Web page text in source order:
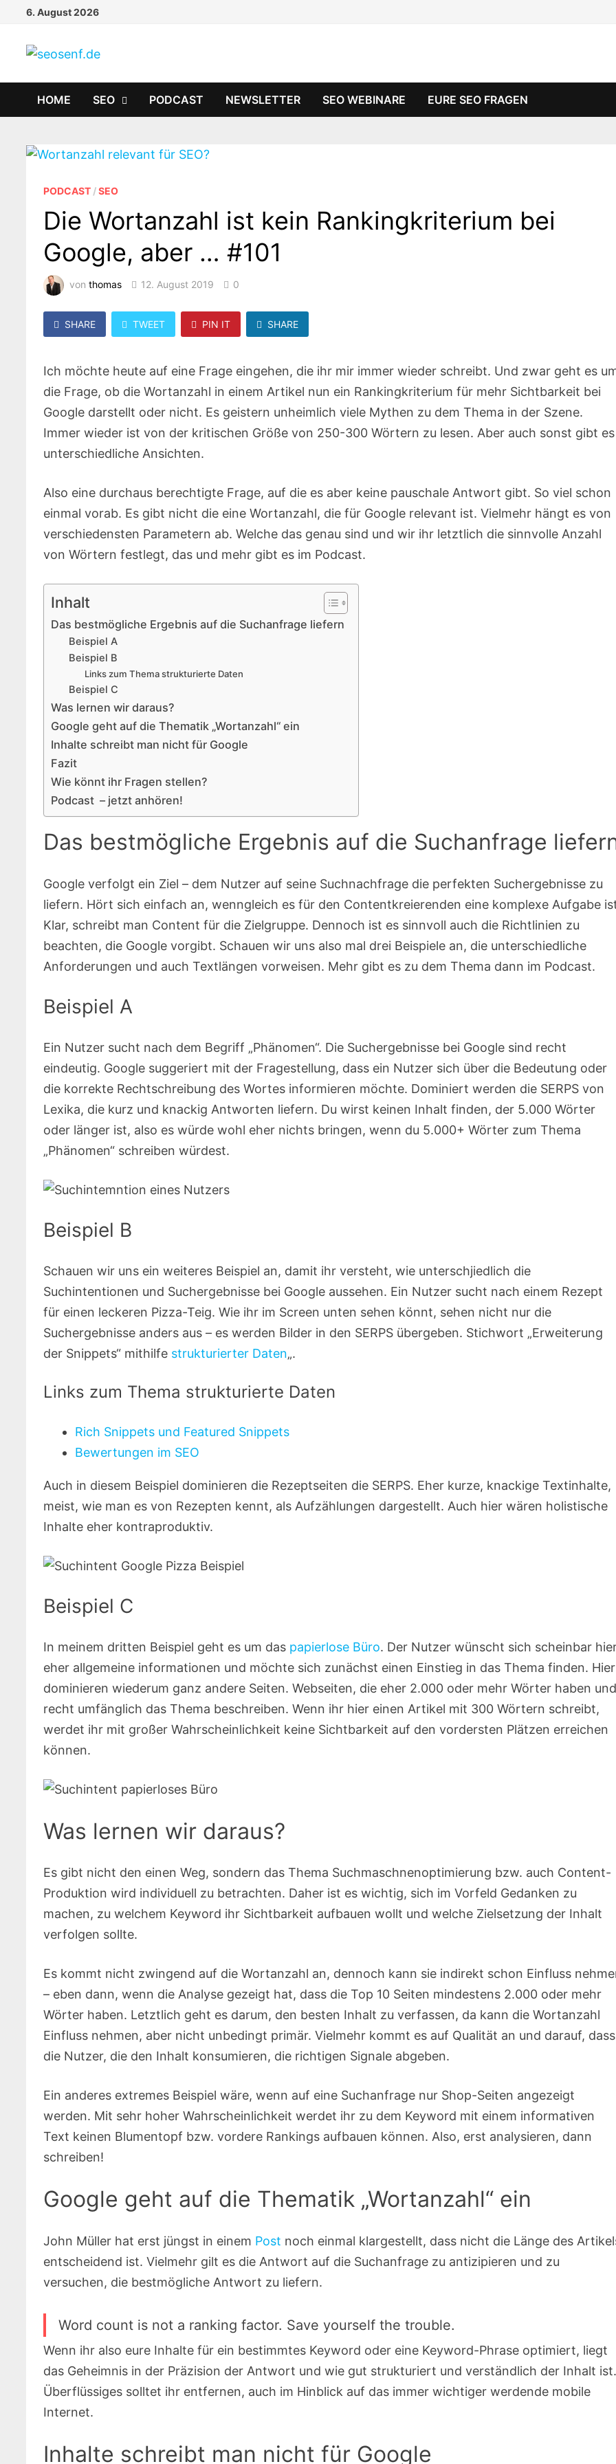
Zurück
Inhalt
6. August 2026
HOME SEO PODCAST NEWSLETTER SEO WEBINARE EURE SEO FRAGEN
PODCAST /SEO
Die Wortanzahl ist kein Rankingkriterium bei
Google, aber … #101
vonthomas 12. August 2019 0
SHARE TWEET PIN IT SHARE
Ich möchte heute auf eine Frage eingehen, die ihr mir immer wieder schreibt. Und zwar geht es
die Frage, ob die Wortanzahl in einem Artikel nun ein Rankingkriterium für mehr Sichtbarkeit bei
Google darstellt oder nicht. Es geistern unheimlich viele Mythen zu dem Thema in der Szene.
Immer wieder ist von der kritischen Größe von 250-300 Wörtern zu lesen. Aber auch sonst gibt es
unterschiedliche Ansichten.
Also eine durchaus berechtigte Frage, auf die es aber keine pauschale Antwort gibt. So viel schon
einmal vorab. Es gibt nicht die eine Wortanzahl, die für Google relevant ist. Vielmehr hängt es von
verschiedensten Parametern ab. Welche das genau sind und wir ihr letztlich die sinnvolle Anzahl
von Wörtern festlegt, das und mehr gibt es im Podcast.
Inhalt
Das bestmögliche Ergebnis auf die Suchanfrage liefern
Beispiel A
Beispiel B
Links zum Thema strukturierte Daten
Beispiel C
Was lernen wir daraus?
Google geht auf die Thematik „Wortanzahl“ ein
Inhalte schreibt man nicht für Google
Fazit
Wie könnt ihr Fragen stellen?
Podcast – jetzt anhören!
Das bestmögliche Ergebnis auf die Suchanfrage
Google verfolgt ein Ziel – dem Nutzer auf seine Suchnachfrage die perfekten Suchergebnisse zu
liefern. Hört sich einfach an, wenngleich es für den Contentkreierenden eine komplexe Aufgabe
Klar, schreibt man Content für die Zielgruppe. Dennoch ist es sinnvoll auch die Richtlinien zu
beachten, die Google vorgibt. Schauen wir uns also mal drei Beispiele an, die unterschiedliche
Anforderungen und auch Textlängen vorweisen. Mehr gibt es zu dem Thema dann im Podcast.
Beispiel A
Ein Nutzer sucht nach dem Begriff „Phänomen“. Die Suchergebnisse bei Google sind recht
eindeutig. Google suggeriert mit der Fragestellung, dass ein Nutzer sich über die Bedeutung oder
die korrekte Rechtschreibung des Wortes informieren möchte. Dominiert werden die SERPS von
Lexika, die kurz und knackig Antworten liefern. Du wirst keinen Inhalt finden, der 5.000 Wörter
oder länger ist, also es würde wohl eher nichts bringen, wenn du 5.000+ Wörter zum Thema
„Phänomen“ schreiben würdest.
Beispiel B
Schauen wir uns ein weiteres Beispiel an, damit ihr versteht, wie unterschjiedlich die
Suchintentionen und Suchergebnisse bei Google aussehen. Ein Nutzer sucht nach einem Rezept
für einen leckeren Pizza-Teig. Wie ihr im Screen unten sehen könnt, sehen nicht nur die
Suchergebnisse anders aus – es werden Bilder in den SERPS übergeben. Stichwort „Erweiterung
der Snippets“ mithilfe strukturierter Daten„.
Links zum Thema strukturierte Daten
Rich Snippets und Featured Snippets
Bewertungen im SEO
Auch in diesem Beispiel dominieren die Rezeptseiten die SERPS. Eher kurze, knackige Textinhalte,
meist, wie man es von Rezepten kennt, als Aufzählungen dargestellt. Auch hier wären holistische
Inhalte eher kontraproduktiv.
Beispiel C
In meinem dritten Beispiel geht es um das papierlose Büro. Der Nutzer wünscht sich scheinbar
eher allgemeine informationen und möchte sich zunächst einen Einstieg in das Thema finden. Hier
dominieren wiederum ganz andere Seiten. Webseiten, die eher 2.000 oder mehr Wörter haben
recht umfänglich das Thema beschreiben. Wenn ihr hier einen Artikel mit 300 Wörtern schreibt,
werdet ihr mit großer Wahrscheinlichkeit keine Sichtbarkeit auf den vordersten Plätzen erreichen
können.
Was lernen wir daraus?
Es gibt nicht den einen Weg, sondern das Thema Suchmaschnenoptimierung bzw. auch Content-
Produktion wird individuell zu betrachten. Daher ist es wichtig, sich im Vorfeld Gedanken zu
machen, zu welchem Keyword ihr Sichtbarkeit aufbauen wollt und welche Zielsetzung der Inhalt
verfolgen sollte.
Es kommt nicht zwingend auf die Wortanzahl an, dennoch kann sie indirekt schon Einfluss
– eben dann, wenn die Analyse gezeigt hat, dass die Top 10 Seiten mindestens 2.000 oder mehr
Wörter haben. Letztlich geht es darum, den besten Inhalt zu verfassen, da kann die Wortanzahl
Einfluss nehmen, aber nicht unbedingt primär. Vielmehr kommt es auf Qualität an und darauf, dass
die Nutzer, die den Inhalt konsumieren, die richtigen Signale abgeben.
Ein anderes extremes Beispiel wäre, wenn auf eine Suchanfrage nur Shop-Seiten angezeigt
werden. Mit sehr hoher Wahrscheinlichkeit werdet ihr zu dem Keyword mit einem informativen
Text keinen Blumentopf bzw. vordere Rankings aufbauen können. Also, erst analysieren, dann
schreiben!
Google geht auf die Thematik „Wortanzahl“ ein
John Müller hat erst jüngst in einem Post noch einmal klargestellt, dass nicht die Länge des
entscheidend ist. Vielmehr gilt es die Antwort auf die Suchanfrage zu antizipieren und zu
versuchen, die bestmögliche Antwort zu liefern.
Word count is not a ranking factor. Save yourself the trouble.
Wenn ihr also eure Inhalte für ein bestimmtes Keyword oder eine Keyword-Phrase optimiert, liegt
das Geheimnis in der Präzision der Antwort und wie gut strukturiert und verständlich der Inhalt
Überflüssiges solltet ihr entfernen, auch im Hinblick auf das immer wichtiger werdende mobile
Internet.
Inhalte schreibt man nicht für Google